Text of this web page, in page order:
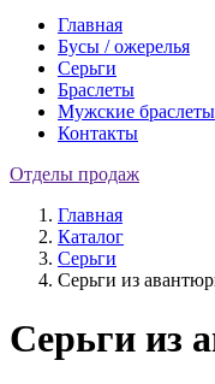
Главная
Бусы / ожерелья
Серьги
Браслеты
Мужские браслеты
Контакты
Отделы продаж
Главная
Каталог
Серьги
Серьги из
Серьги из